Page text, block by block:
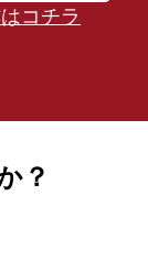
コチラ
？